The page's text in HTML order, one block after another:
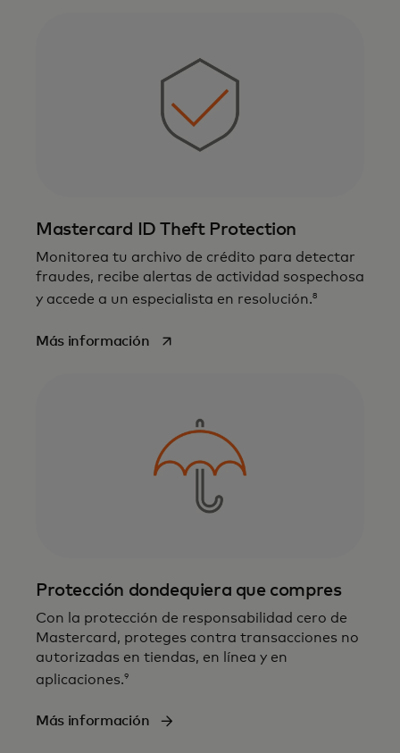
Mastercard ID Theft Protection
Monitorea tu archivo de crédito para detectar
fraudes, recibe alertas de actividad sospechosa
y accede a un especialista en resolución.8
Más informaciónse abre en una pestaña nueva
Protección dondequiera que compres
Con la protección de responsabilidad cero de
Mastercard, proteges contra transacciones no
autorizadas en tiendas, en línea y en
aplicaciones.9
Más información